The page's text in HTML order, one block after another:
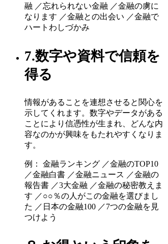
融 ／忘れられない金融 ／金融の虜に
なります ／金融との出会い ／金融で
ハートわしづかみ
7.数字や資料で信頼を
得る
情報があることを連想させると関心を
示してくれます。数字やデータがある
ことにより信憑性が生まれ、どんな内
容なのかが興味をもたれやすくなりま
す。
例： 金融ランキング ／金融のTOP10
／金融白書 ／金融ニュース ／金融の
報告書 ／3大金融 ／金融の秘密教えま
す ／○○％の人がこの金融を選びまし
た ／日本の金融100 ／7つの金融を見
つけよう